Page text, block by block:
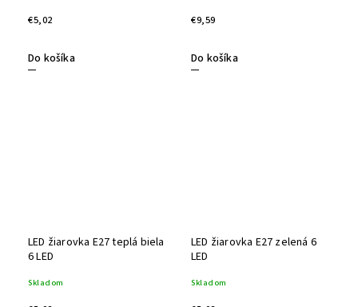
€5,02
Do košíka
€9,59
Do košíka
LED žiarovka E27 teplá biela
6 LED
Skladom
LED žiarovka E27 zelená 6
LED
Skladom